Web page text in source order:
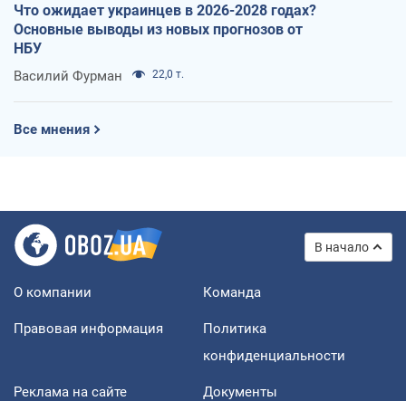
Что ожидает украинцев в 2026-2028 годах?
Основные выводы из новых прогнозов от
НБУ
Василий Фурман 22,0 т.
Все мнения
В начало
О компании Команда
Правовая информация
Политика
конфиденциальности
Реклама на сайте Документы